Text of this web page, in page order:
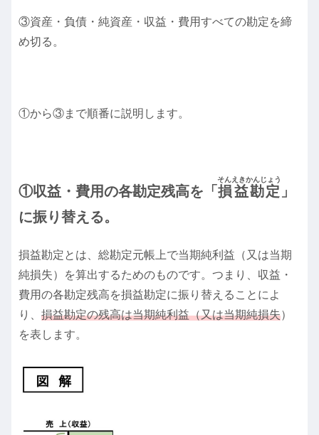
③資産・負債・純資産・収益・費用すべての勘定を締
め切る。
①から③まで順番に説明します。
①収益・費用の各勘定残高を「 損益勘定
そんえきかんじょう
」
に振り替える。
損益勘定とは、総勘定元帳上で当期純利益（又は当期
純損失）を算出するためのものです。つまり、収益・
費用の各勘定残高を損益勘定に振り替えることによ
り、 損益勘定の残高は当期純利益（又は当期純損失）
を表します。